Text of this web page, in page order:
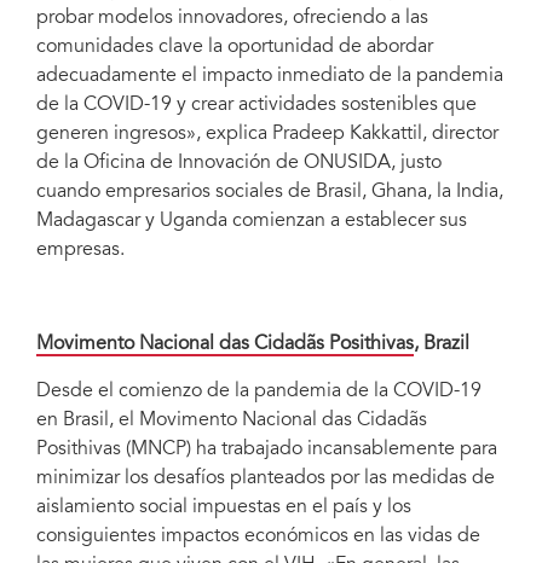
probar modelos innovadores, ofreciendo a las
comunidades clave la oportunidad de abordar
adecuadamente el impacto inmediato de la pandemia
de la COVID-19 y crear actividades sostenibles que
generen ingresos», explica Pradeep Kakkattil, director
de la Oficina de Innovación de ONUSIDA, justo
cuando empresarios sociales de Brasil, Ghana, la India,
Madagascar y Uganda comienzan a establecer sus
empresas.
Movimento Nacional das Cidadãs Posithivas, Brazil
Desde el comienzo de la pandemia de la COVID-19
en Brasil, el Movimento Nacional das Cidadãs
Posithivas (MNCP) ha trabajado incansablemente para
minimizar los desafíos planteados por las medidas de
aislamiento social impuestas en el país y los
consiguientes impactos económicos en las vidas de